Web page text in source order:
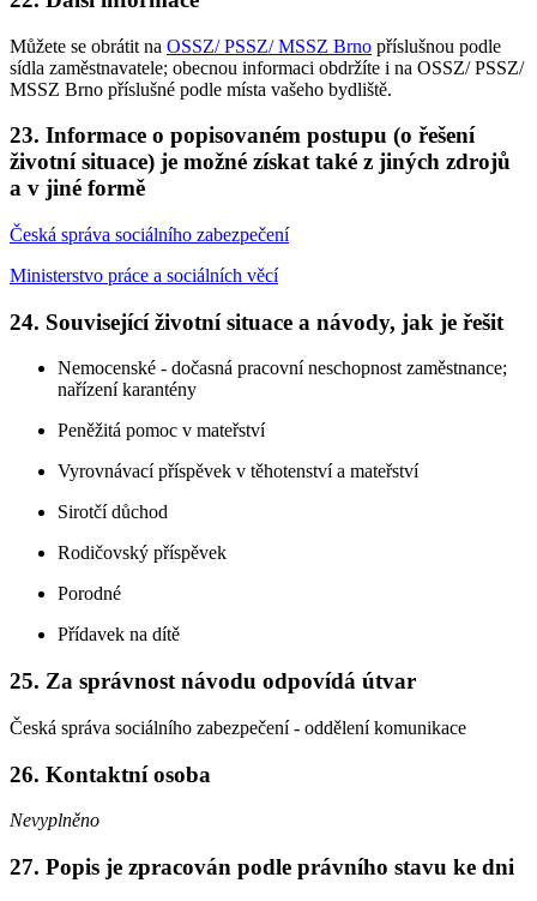
Můžete se obrátit na OSSZ/ PSSZ/ MSSZ Brno příslušnou podle
sídla zaměstnavatele; obecnou informaci obdržíte i na OSSZ/ PSSZ/
MSSZ Brno příslušné podle místa vašeho bydliště.
23. Informace o popisovaném postupu (o řešení
životní situace) je možné získat také z jiných zdrojů
a v jiné formě
Česká správa sociálního zabezpečení
Ministerstvo práce a sociálních věcí
24. Související životní situace a návody, jak je řešit
Nemocenské - dočasná pracovní neschopnost zaměstnance;
nařízení karantény
Peněžitá pomoc v mateřství
Vyrovnávací příspěvek v těhotenství a mateřství
Sirotčí důchod
Rodičovský příspěvek
Porodné
Přídavek na dítě
25. Za správnost návodu odpovídá útvar
Česká správa sociálního zabezpečení - oddělení komunikace
26. Kontaktní osoba
Nevyplněno
27. Popis je zpracován podle právního stavu ke dni